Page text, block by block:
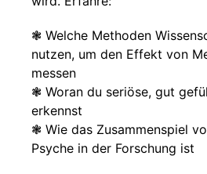
❃ Welche Methoden
nutzen, um den Effekt von
messen
❃ Woran du seriöse, gut
erkennst
❃ Wie das Zusammenspiel
Psyche in der Forschung ist